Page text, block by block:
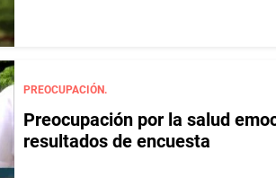
PREOCUPACIÓN.
Preocupación por la salud
resultados de encuesta